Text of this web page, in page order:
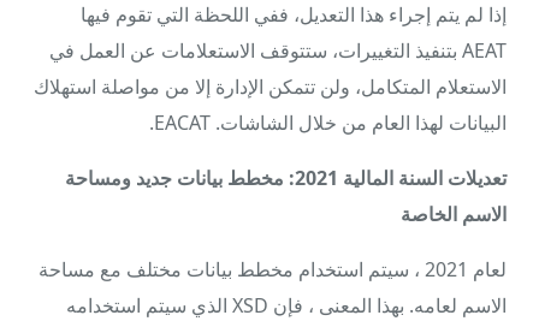
إذا لم يتم إجراء هذا التعديل، ففي اللحظة التي تقوم فيها
AEAT بتنفيذ التغييرات، ستتوقف الاستعلامات عن العمل في
الاستعلام المتكامل، ولن تتمكن الإدارة إلا من مواصلة استهلاك
البيانات لهذا العام من خلال الشاشات. EACAT.
تعديلات السنة المالية 2021: مخطط بيانات جديد ومساحة
الاسم الخاصة
لعام 2021 ، سيتم استخدام مخطط بيانات مختلف مع مساحة
الاسم لعامه. بهذا المعنى ، فإن XSD الذي سيتم استخدامه